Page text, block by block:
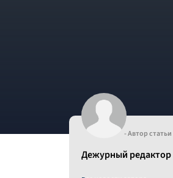
- Автор статьи
Дежурный редактор